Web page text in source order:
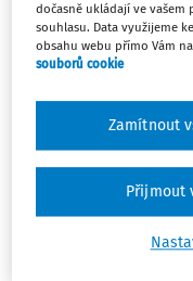
Prostřednictvím
Ministerstva
získalo dosud
Fotografie deseti z
18. května do 22.
venkovních expozic
Brně a Ostravě.
„Škála podpořených
dočasně ukládají ve vašem
souhlasu. Data využijeme
obsahu webu přímo Vám
souborů cookie
Zamítnout
Přijmout